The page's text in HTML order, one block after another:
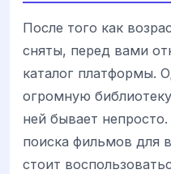
После того как
сняты, перед вами
каталог платформы.
огромную библиотеку
ней бывает
поиска фильмов для
стоит